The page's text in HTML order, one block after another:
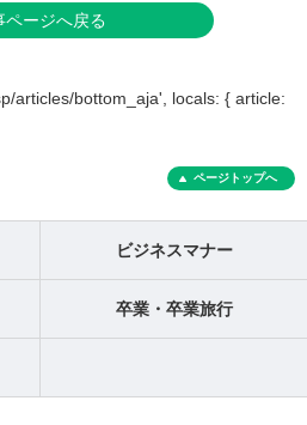
ページへ戻る
articles/bottom_aja', locals: { article:
ページトップへ
ビジネスマナー
卒業・卒業旅行